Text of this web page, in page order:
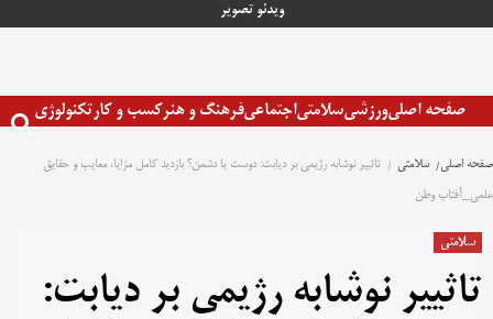
ویدئو تصویر
صفحه اصلیورزشیسلامتیاجتماعیفرهنگ و هنرکسب و کارتکنولوژی
صفحه اصلی سلامتی
تاثییر نوشابه رژیمی بر دیابت: دوست یا دشمن؟ بازدید کامل مزایا، معایب و حقایق
علمی_آفتاب وطن
سلامتی
تاثییر نوشابه رژیمی بر دیابت: